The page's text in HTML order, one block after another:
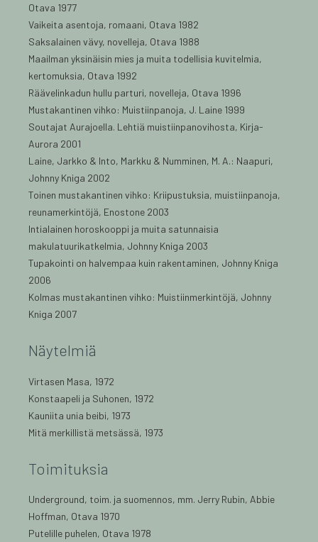
Otava 1977
Vaikeita asentoja, romaani, Otava 1982
Saksalainen vävy, novelleja, Otava 1988
Maailman yksinäisin mies ja muita todellisia kuvitelmia,
kertomuksia, Otava 1992
Räävelinkadun hullu parturi, novelleja, Otava 1996
Mustakantinen vihko: Muistiinpanoja, J. Laine 1999
Soutajat Aurajoella. Lehtiä muistiinpanovihosta, Kirja-
Aurora 2001
Laine, Jarkko & Into, Markku & Numminen, M. A.: Naapuri,
Johnny Kniga 2002
Toinen mustakantinen vihko: Kriipustuksia, muistiinpanoja,
reunamerkintöjä, Enostone 2003
Intialainen horoskooppi ja muita satunnaisia
makulatuurikatkelmia, Johnny Kniga 2003
Tupakointi on halvempaa kuin rakentaminen, Johnny Kniga
2006
Kolmas mustakantinen vihko: Muistiinmerkintöjä, Johnny
Kniga 2007
Näytelmiä
Virtasen Masa, 1972
Konstaapeli ja Suhonen, 1972
Kauniita unia beibi, 1973
Mitä merkillistä metsässä, 1973
Toimituksia
Underground, toim. ja suomennos, mm. Jerry Rubin, Abbie
Hoffman, Otava 1970
Putelille puhelen, Otava 1978